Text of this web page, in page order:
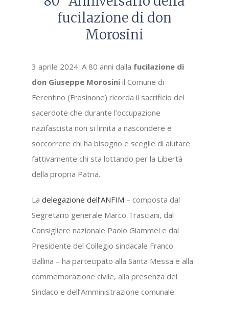
fucilazione di don
Morosini
3 aprile 2024. A 80 anni dalla fucilazione di
don Giuseppe Morosini il Comune di
Ferentino (Frosinone) ricorda il sacrificio del
sacerdote che durante l’occupazione
nazifascista non si limita a nascondere e
soccorrere chi ha bisogno e sceglie di aiutare
fattivamente chi sta lottando per la Libertà
della propria Patria.
Ladelegazione dell’ANFIM – composta dal
Segretario generale Marco Trasciani, dal
Consigliere nazionale Paolo Giammei e dal
Presidente del Collegio sindacale Franco
Ballina – ha partecipato alla Santa Messa e alla
commemorazione civile, alla presenza del
Sindaco e dell’Amministrazione comunale.